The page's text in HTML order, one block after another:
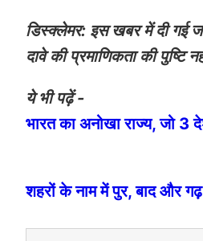
डिस्क्लेमर: इस खबर में दी गई
दावे की प्रमाणिकता की पुष्टि
ये भी पढ़ें -
भारत का अनोखा राज्य, जो
शहरों के नाम में पुर, बाद और